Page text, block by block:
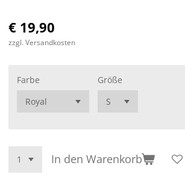
€ 19,90
zzgl. Versandkosten
Farbe Größe
In den Warenkorb